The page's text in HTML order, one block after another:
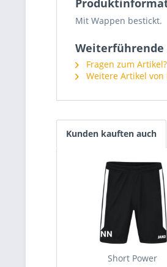
Mit Wappen bestickt.
Weiterführende
Fragen zum Artikel?
Weitere Artikel von
Kunden kauften auch
Short Power